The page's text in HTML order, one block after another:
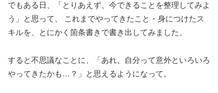
でもある日、「とりあえず、今できることを整理してみよ
う」と思って、 これまでやってきたこと・身につけたス
キルを、とにかく箇条書きで書き出してみました。
すると不思議なことに、「あれ、自分って意外といろいろ
やってきたかも…？」と思えるようになって。